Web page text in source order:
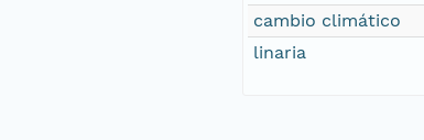
cambio climático
linaria